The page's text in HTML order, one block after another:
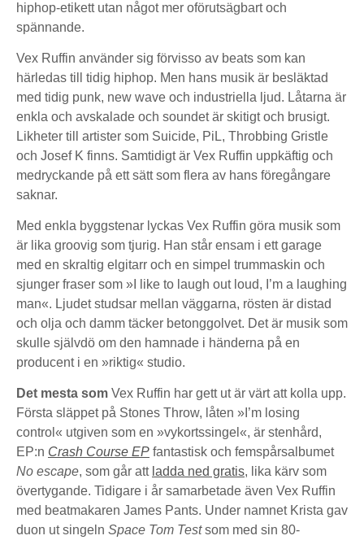
hiphop-etikett utan något mer oförutsägbart och
spännande.
Vex Ruffin använder sig förvisso av beats som kan
härledas till tidig hiphop. Men hans musik är besläktad
med tidig punk, new wave och industriella ljud. Låtarna är
enkla och avskalade och soundet är skitigt och brusigt.
Likheter till artister som Suicide, PiL, Throbbing Gristle
och Josef K finns. Samtidigt är Vex Ruffin uppkäftig och
medryckande på ett sätt som flera av hans föregångare
saknar.
Med enkla byggstenar lyckas Vex Ruffin göra musik som
är lika groovig som tjurig. Han står ensam i ett garage
med en skraltig elgitarr och en simpel trummaskin och
sjunger fraser som »I like to laugh out loud, I’m a laughing
man«. Ljudet studsar mellan väggarna, rösten är distad
och olja och damm täcker betonggolvet. Det är musik som
skulle självdö om den hamnade i händerna på en
producent i en »riktig« studio.
Det mesta som Vex Ruffin har gett ut är värt att kolla upp.
Första släppet på Stones Throw, låten »I’m losing
control« utgiven som en »vykortssingel«, är stenhård,
EP:n Crash Course EP fantastisk och femspårsalbumet
No escape, som går att ladda ned gratis, lika kärv som
övertygande. Tidigare i år samarbetade även Vex Ruffin
med beatmakaren James Pants. Under namnet Krista gav
duon ut singeln Space Tom Testsom med sin 80-